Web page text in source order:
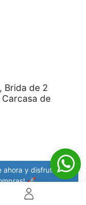
Brida de 2
de
ahora y disfruta de
🚀